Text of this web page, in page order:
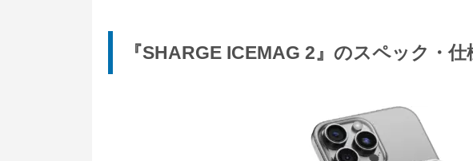
『SHARGE ICEMAG 2』のスペック・仕